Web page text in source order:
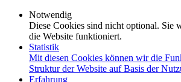
Notwendig
Diese Cookies sind nicht optional. Sie
die Website funktioniert.
Statistik
Mit diesen Cookies können wir die
Struktur der Website auf Basis der
Erfahrung